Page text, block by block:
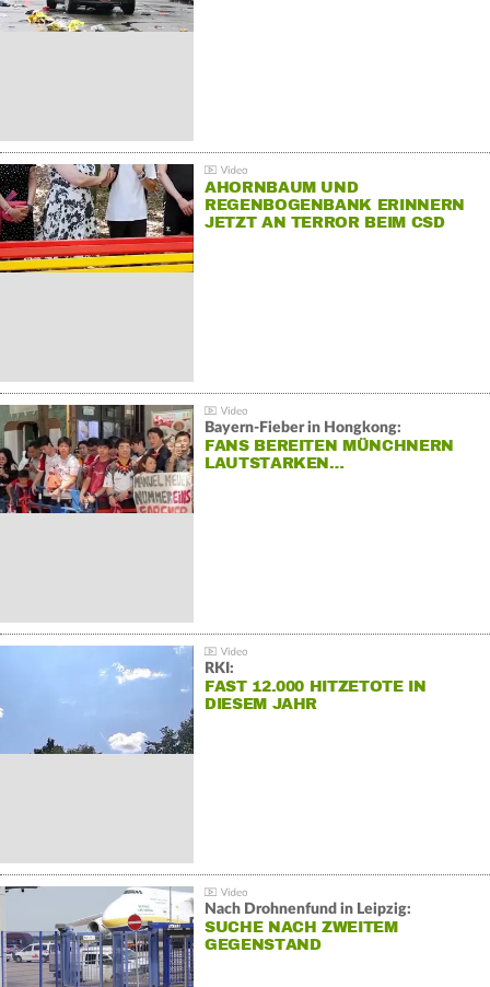
AHORNBAUM UND
REGENBOGENBANK ERINNERN
JETZT AN TERROR BEIM CSD
Bayern-Fieber in Hongkong:
FANS BEREITEN MÜNCHNERN
LAUTSTARKEN…
RKI:
FAST 12.000 HITZETOTE IN
DIESEM JAHR
Nach Drohnenfund in Leipzig:
SUCHE NACH ZWEITEM
GEGENSTAND